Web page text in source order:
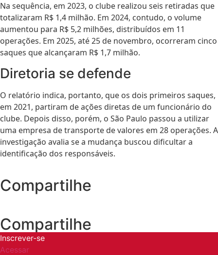
Na sequência, em 2023, o clube realizou seis retiradas que
totalizaram R$ 1,4 milhão. Em 2024, contudo, o volume
aumentou para R$ 5,2 milhões, distribuídos em 11
operações. Em 2025, até 25 de novembro, ocorreram cinco
saques que alcançaram R$ 1,7 milhão.
Diretoria se defende
O relatório indica, portanto, que os dois primeiros saques,
em 2021, partiram de ações diretas de um funcionário do
clube. Depois disso, porém, o São Paulo passou a utilizar
uma empresa de transporte de valores em 28 operações. A
investigação avalia se a mudança buscou dificultar a
identificação dos responsáveis.
Compartilhe
Compartilhe
Inscrever-se
Acessar